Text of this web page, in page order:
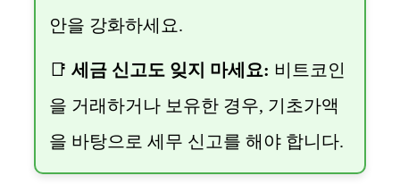
안을 강화하세요.
📑 세금 신고도 잊지 마세요: 비트코인
을 거래하거나 보유한 경우, 기초가액
을 바탕으로 세무 신고를 해야 합니다.